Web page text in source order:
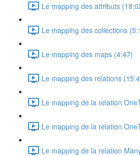
Le mapping des attributs
Le mapping des collections
Le mapping des maps (4:47)
Le mapping des relations
Le mapping de la relation
Le mapping de la relation
Le mapping de la relation